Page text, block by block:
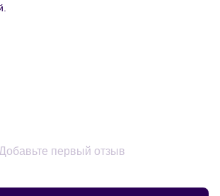
Добавьте первый отзыв